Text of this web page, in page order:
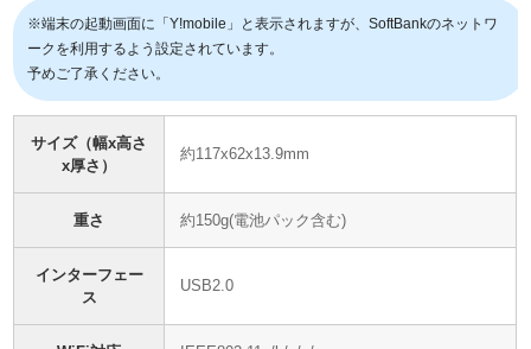
※端末の起動画面に「Y!mobile」と表示されますが、SoftBankのネットワ
ークを利用するよう設定されています。
予めご了承ください。
サイズ（幅x高さ
x厚さ）
約117x62x13.9mm
重さ 約150g(電池パック含む)
インターフェー
ス
USB2.0